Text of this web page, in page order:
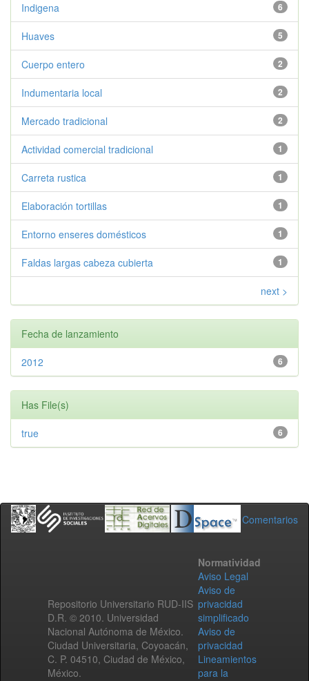
6
Indigena
5
Huaves
2
Cuerpo entero
2
Indumentaria local
2
Mercado tradicional
1
Actividad comercial tradicional
1
Carreta rustica
1
Elaboración tortillas
1
Entorno enseres domésticos
1
Faldas largas cabeza cubierta
next >
Fecha de lanzamiento
6
2012
Has File(s)
6
true
Comentarios
Repositorio Universitario RUD-IIS
D.R. © 2010. Universidad
Nacional Autónoma de México.
Ciudad Universitaria, Coyoacán,
C. P. 04510, Ciudad de México,
México.
Normatividad
Aviso Legal
Aviso de
privacidad
simplificado
Aviso de
privacidad
Lineamientos
para la